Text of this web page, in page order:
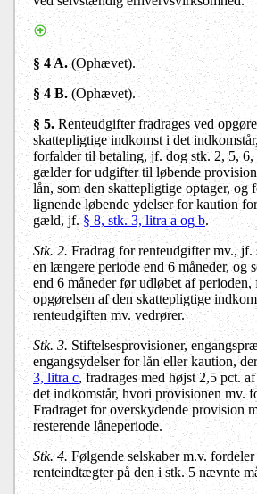
§ 4 A.(Ophævet).
§ 4 B. (Ophævet).
§ 5. Renteudgifter fradrages ved
skattepligtige indkomst i det
forfalder til betaling, jf. dog stk. 2, 5, 6,
gælder for udgifter til løbende
lån, som den skattepligtige optager, og
lignende løbende ydelser for kaution
gæld, jf.§ 8, stk. 3, litra a og b.
Stk. 2.Fradrag for renteudgifter mv., jf.
en længere periode end 6 måneder, og
end 6 måneder før udløbet af perioden,
opgørelsen af den skattepligtige
renteudgiften mv. vedrører.
Stk. 3. Stiftelsesprovisioner,
engangsydelser for lån eller kaution,
3, litra c, fradrages med højst 2,5 pct.
det indkomstår, hvori provisionen mv.
Fradraget for overskydende provision
resterende låneperiode.
Stk. 4. Følgende selskaber m.v.
renteindtægter på den i stk. 5 nævnte